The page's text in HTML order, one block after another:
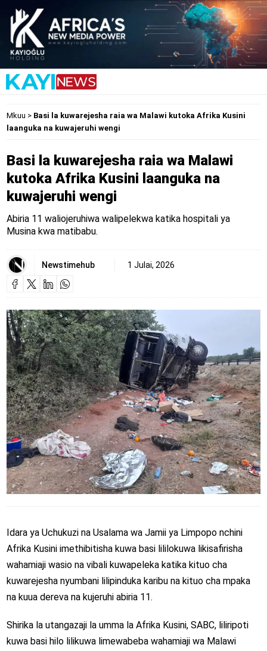
Mkuu > Basi la kuwarejesha raia wa Malawi kutoka Afrika Kusini
laanguka na kuwajeruhi wengi
Basi la kuwarejesha raia wa Malawi
kutoka Afrika Kusini laanguka na
kuwajeruhi wengi
Abiria 11 waliojeruhiwa walipelekwa katika hospitali ya
Musina kwa matibabu.
Newstimehub 1 Julai, 2026
Idara ya Uchukuzi na Usalama wa Jamii ya Limpopo nchini
Afrika Kusini imethibitisha kuwa basi lililokuwa likisafirisha
wahamiaji wasio na vibali kuwapeleka katika kituo cha
kuwarejesha nyumbani lilipinduka karibu na kituo cha mpaka
na kuua dereva na kujeruhi abiria 11.
Shirika la utangazaji la umma la Afrika Kusini, SABC, liliripoti
kuwa basi hilo lilikuwa limewabeba wahamiaji wa Malawi